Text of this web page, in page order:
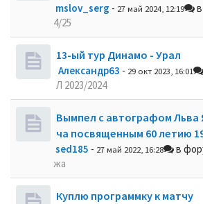
mslov_serg - 27 май 2024, 12:19
4/25
13-ый тур Динамо - Урал
Александр63 - 29 окт 2023, 16:01
Л 2023/2024
Вымпел с автографом Льва
ча посвященным 60 летию
sed185 - 27 май 2022, 16:28 в
жа
Куплю программку к матчу